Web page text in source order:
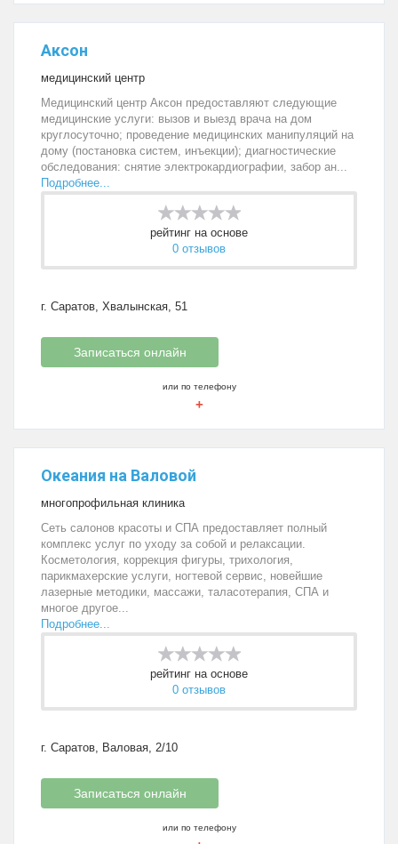
Аксон
медицинский центр
Медицинский центр Аксон предоставляют следующие
медицинские услуги: вызов и выезд врача на дом
круглосуточно; проведение медицинских манипуляций на
дому (постановка систем, инъекции); диагностические
обследования: снятие электрокардиографии, забор ан...
Подробнее...
рейтинг на основе
0 отзывов
г. Саратов, Хвалынская, 51
Записаться онлайн
или по телефону
+
Океания на Валовой
многопрофильная клиника
Сеть салонов красоты и СПА предоставляет полный
комплекс услуг по уходу за собой и релаксации.
Косметология, коррекция фигуры, трихология,
парикмахерские услуги, ногтевой сервис, новейшие
лазерные методики, массажи, таласотерапия, СПА и
многое другое...
Подробнее...
рейтинг на основе
0 отзывов
г. Саратов, Валовая, 2/10
Записаться онлайн
или по телефону